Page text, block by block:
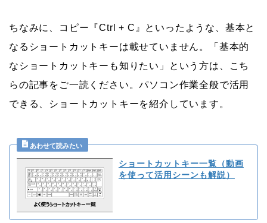
ちなみに、コピー『Ctrl + C』といったような、基本と
なるショートカットキーは載せていません。「基本的
なショートカットキーも知りたい」という方は、こち
らの記事をご一読ください。パソコン作業全般で活用
できる、ショートカットキーを紹介しています。
ショートカットキー一覧（動画
を使って活用シーンも解説）